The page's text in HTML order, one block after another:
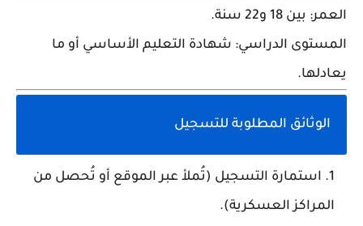
العمر: بين 18 و22 سنة.
المستوى الدراسي: شهادة التعليم الأساسي أو ما
يعادلها.
الوثائق المطلوبة للتسجيل
استمارة التسجيل (تُملأ عبر الموقع أو تُحصل من
المراكز العسكرية).